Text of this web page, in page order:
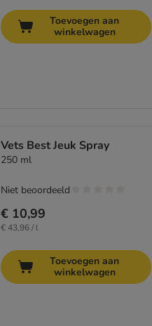
Toevoegen aan
winkelwagen
Vets Best Jeuk Spray
250 ml
€ 10,99
€ 43,96 / l
Niet beoordeeld
Toevoegen aan
winkelwagen